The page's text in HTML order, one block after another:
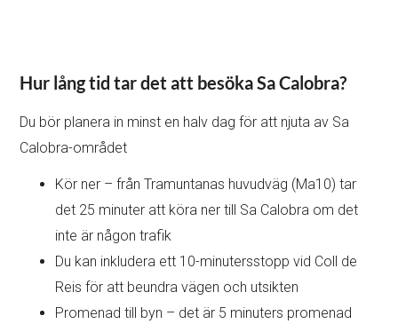
Hur lång tid tar det att besöka Sa Calobra?
Du bör planera in minst en halv dag för att njuta av Sa
Calobra-området
Kör ner – från Tramuntanas huvudväg (Ma10) tar
det 25 minuter att köra ner till Sa Calobra om det
inte är någon trafik
Du kan inkludera ett 10-minutersstopp vid Coll de
Reis för att beundra vägen och utsikten
Promenad till byn – det är 5 minuters promenad